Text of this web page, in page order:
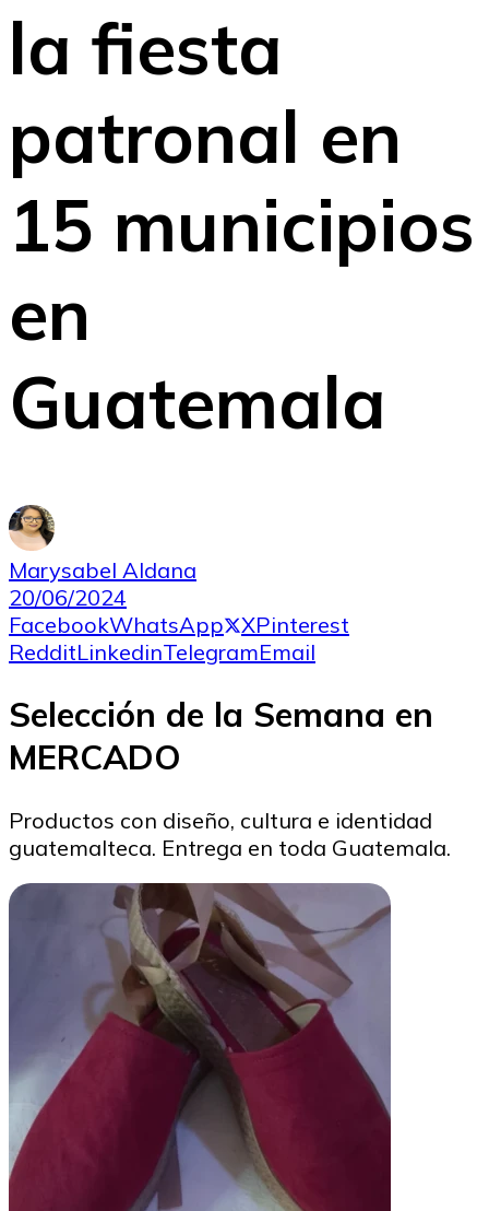
la fiesta
patronal en
15 municipios
en
Guatemala
Marysabel Aldana
20/06/2024
FacebookWhatsApp XPinterest
RedditLinkedinTelegramEmail
Selección de la Semana en
MERCADO
Productos con diseño, cultura e identidad
guatemalteca. Entrega en toda Guatemala.